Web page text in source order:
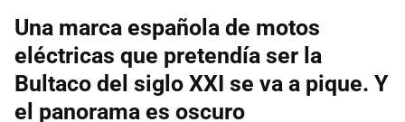
Una marca española de motos
eléctricas que pretendía ser la
Bultaco del siglo XXI se va a pique. Y
el panorama es oscuro